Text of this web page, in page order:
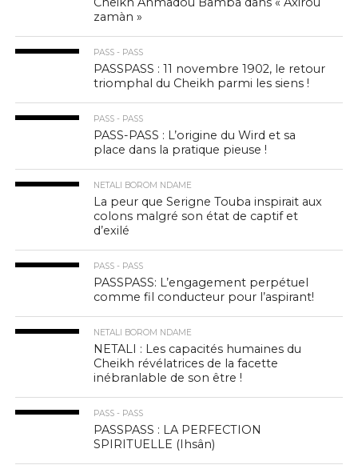
zamàn »
PASS - PASS
PASSPASS : 11 novembre 1902, le retour
triomphal du Cheikh parmi les siens !
PASS - PASS
PASS-PASS : L’origine du Wird et sa
place dans la pratique pieuse !
NETALI BOROM NDAME
La peur que Serigne Touba inspirait aux
colons malgré son état de captif et
d’exilé
PASS - PASS
PASSPASS: L’engagement perpétuel
comme fil conducteur pour l’aspirant!
NETALI BOROM NDAME
NETALI : Les capacités humaines du
Cheikh révélatrices de la facette
inébranlable de son être !
PASS - PASS
PASSPASS : LA PERFECTION
SPIRITUELLE (Ihsân)